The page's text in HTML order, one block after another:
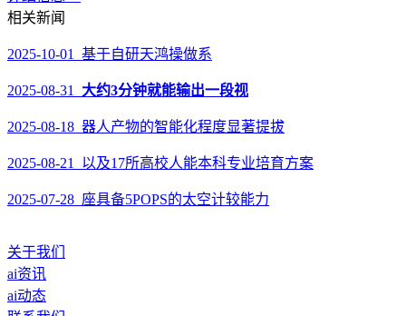
相关新闻
2025-10-01 基于自研天鸿操做系
2025-08-31 大约3分钟就能输出一段视
2025-08-18 器人产物的智能化程度显著提拔
2025-08-21 以及17所高校人能本科专业培育方案
2025-07-28 座具备5POPS的太空计较能力
关于我们
ai资讯
ai动态